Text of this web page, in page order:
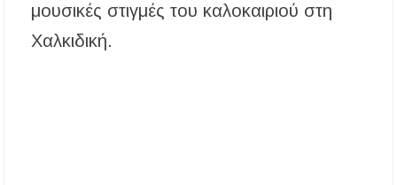
μουσικές στιγμές του καλοκαιριού στη
Χαλκιδική.